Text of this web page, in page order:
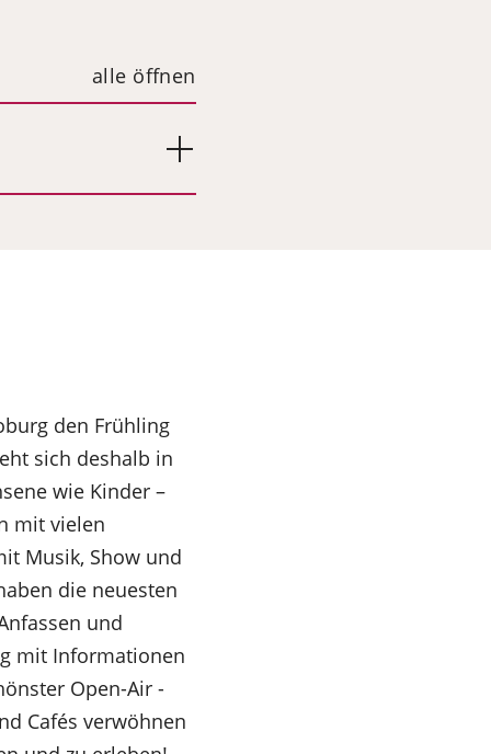
alle öffnen
den Frühling
sich deshalb in
wie Kinder –
mit vielen
Musik, Show und
die neuesten
und
mit Informationen
Open-Air
Cafés verwöhnen